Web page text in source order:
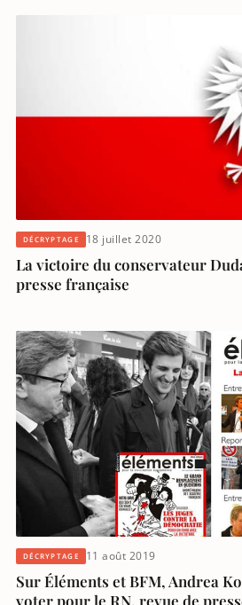
DÉCRYPTAGE 18 juillet 2020
La victoire du conservateur
presse française
DÉCRYPTAGE 11 août 2019
Sur Éléments et BFM, Andrea
voter pour le RN, revue de